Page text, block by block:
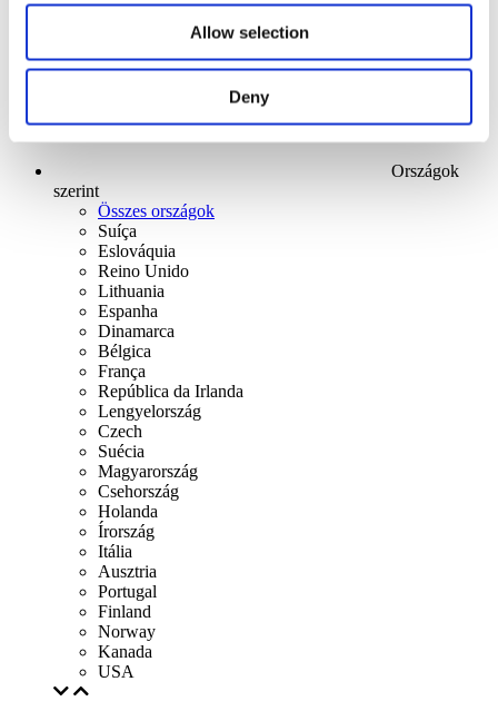
Allow selection
Deny
Országok
szerint
Összes országok
Suíça
Eslováquia
Reino Unido
Lithuania
Espanha
Dinamarca
Bélgica
França
República da Irlanda
Lengyelország
Czech
Suécia
Magyarország
Csehország
Holanda
Írország
Itália
Ausztria
Portugal
Finland
Norway
Kanada
USA